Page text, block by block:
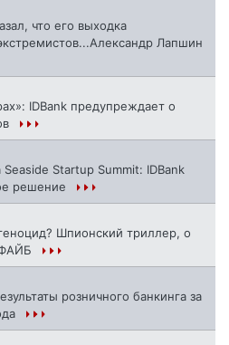
что его выходка
Лапшин
IDBank предупреждает о
Startup Summit: IDBank
решение
Шпионский триллер, о
розничного банкинга за